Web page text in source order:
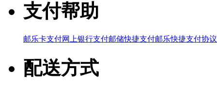
支付帮助
邮乐卡支付网上银行支付邮储快捷支付邮乐快捷支付协议
配送方式